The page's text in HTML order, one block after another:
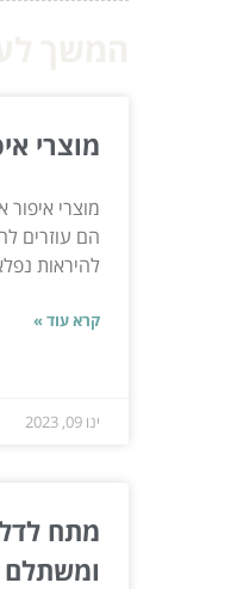
מוצרי
מוצרי
הם עוזרים
להיראות
קרא עוד »
ינו 09, 2023
מתח
ומשתלם